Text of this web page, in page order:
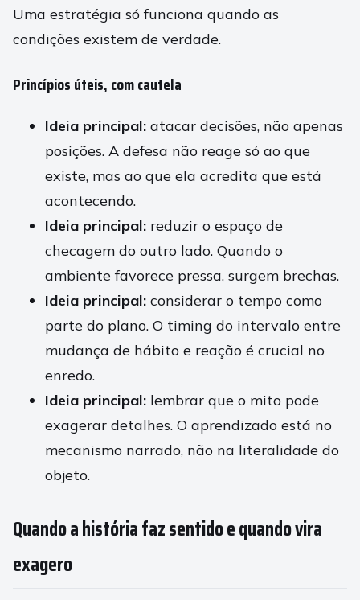
Uma estratégia só funciona quando as
condições existem de verdade.
Princípios úteis, com cautela
Ideia principal: atacar decisões, não apenas
posições. A defesa não reage só ao que
existe, mas ao que ela acredita que está
acontecendo.
Ideia principal: reduzir o espaço de
checagem do outro lado. Quando o
ambiente favorece pressa, surgem brechas.
Ideia principal: considerar o tempo como
parte do plano. O timing do intervalo entre
mudança de hábito e reação é crucial no
enredo.
Ideia principal: lembrar que o mito pode
exagerar detalhes. O aprendizado está no
mecanismo narrado, não na literalidade do
objeto.
Quando a história faz sentido e quando vira
exagero